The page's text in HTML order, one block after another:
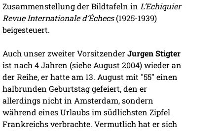
Zusammenstellung der Bildtafeln in L’Echiquier
Revue Internationale d’Échecs(1925-1939)
beigesteuert.
Auch unser zweiter VorsitzenderJurgen Stigter
ist nach 4 Jahren (siehe August 2004) wieder an
der Reihe, er hatte am 13. August mit "55" einen
halbrunden Geburtstag gefeiert, den er
allerdings nicht in Amsterdam, sondern
während eines Urlaubs im südlichsten Zipfel
Frankreichs verbrachte. Vermutlich hat er sich